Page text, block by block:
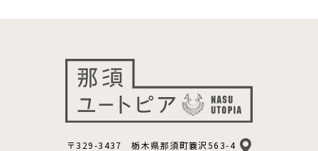
〒329-3437 栃木県那須町簔沢563-4